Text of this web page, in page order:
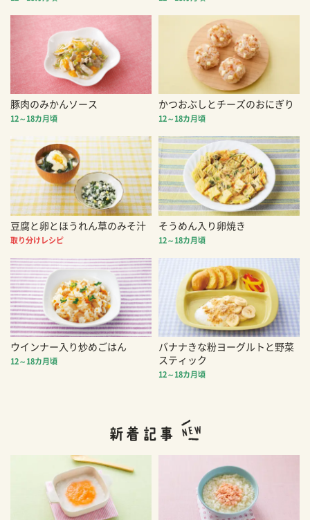
豚肉のみかんソース
12～18カ月頃
かつおぶしとチーズのおにぎり
12～18カ月頃
豆腐と卵とほうれん草のみそ汁
取り分けレシピ
そうめん入り卵焼き
12～18カ月頃
ウインナー入り炒めごはん
12～18カ月頃
バナナきな粉ヨーグルトと野菜
スティック
12～18カ月頃